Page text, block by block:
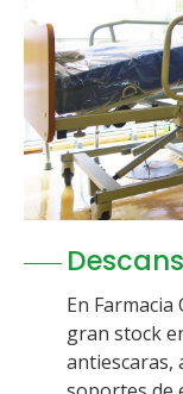
En
gran stock
antiescaras,